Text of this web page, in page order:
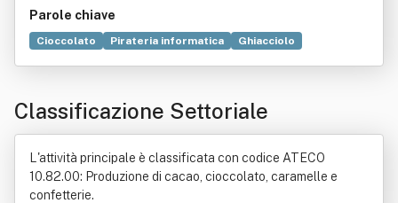
Parole chiave
Cioccolato Pirateria informatica
Ghiacciolo
Industria alimentare
Vista Banane Latte
Pasqua
Server Banner
Distribuzione commerciale
Sito web
Classificazione Settoriale
L'attività principale è classificata con codice ATECO
10.82.00: Produzione di cacao, cioccolato, caramelle e
confetterie.